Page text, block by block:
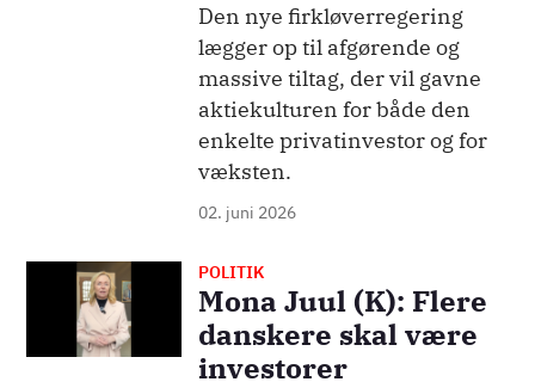
Den nye firkløverregering
lægger op til afgørende og
massive tiltag, der vil gavne
aktiekulturen for både den
enkelte privatinvestor og for
væksten.
02. juni 2026
Billede POLITIK
Mona Juul (K): Flere
danskere skal være
investorer